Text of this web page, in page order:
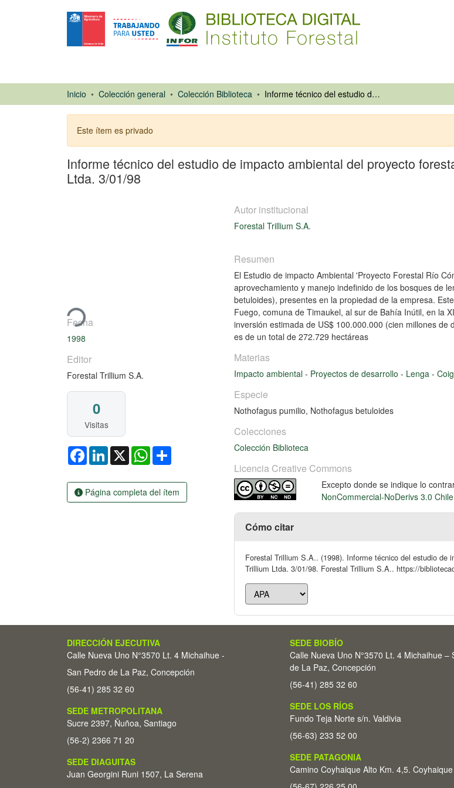
Inicio Colección general Colección Biblioteca Informe técnico del estudio de impacto ambiental del proyecto forestal Río Condor, de la empresa Forestal Trillium Ltda. 3/01/98
Este ítem es privado
Informe técnico del estudio de impacto ambiental del proyecto
Ltda. 3/01/98
Cargando...
Fecha
1998
Editor
Forestal Trillium S.A.
0
Visitas
FacebookLinkedIn
X WhatsApp
Página completa del ítem
Autor institucional
Forestal Trillium S.A.
Resumen
El Estudio de impacto Ambiental 'Proyecto Forestal Río
aprovechamiento y manejo indefinido de los bosques de
betuloides), presentes en la propiedad de la empresa.
Fuego, comuna de Timaukel, al sur de Bahía Inútil, en la
inversión estimada de US$ 100.000.000 (cien millones
es de un total de 272.729 hectáreas
Materias
Impacto ambiental - Proyectos de desarrollo - Lenga -
Especie
Nothofagus pumilio, Nothofagus betuloides
Colecciones
Colección Biblioteca
Licencia Creative Commons
Excepto donde se indique lo
NonCommercial-NoDerivs 3.0 Chile
Cómo citar
Forestal Trillium S.A.. (1998). Informe técnico del estudio de
Trillium Ltda. 3/01/98. Forestal Trillium S.A.. https://
DIRECCIÓN EJECUTIVA
Calle Nueva Uno N°3570 Lt. 4 Michaihue -
San Pedro de La Paz, Concepción
(56-41) 285 32 60
SEDE METROPOLITANA
Sucre 2397, Ñuñoa, Santiago
(56-2) 2366 71 20
SEDE DIAGUITAS
Juan Georgini Runi 1507, La Serena
SEDE BIOBÍO
Calle Nueva Uno N°3570 Lt. 4 Michaihue –
de La Paz, Concepción
(56-41) 285 32 60
SEDE LOS RÍOS
Fundo Teja Norte s/n. Valdivia
(56-63) 233 52 00
SEDE PATAGONIA
Camino Coyhaique Alto Km. 4,5. Coyhaique